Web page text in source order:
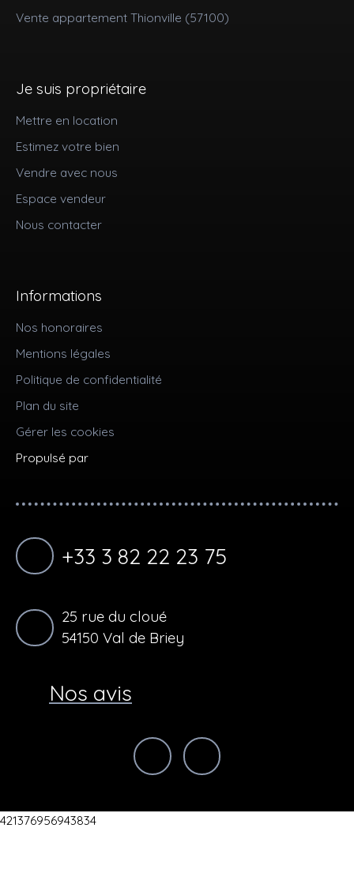
Vente appartement Thionville (57100)
Je suis propriétaire
Mettre en location
Estimez votre bien
Vendre avec nous
Espace vendeur
Nous contacter
Informations
Nos honoraires
Mentions légales
Politique de confidentialité
Plan du site
Gérer les cookies
Propulsé par
+33 3 82 22 23 75
25 rue du cloué
54150 Val de Briey
Nos avis
421376956943834